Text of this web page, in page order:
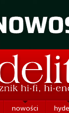
nowości